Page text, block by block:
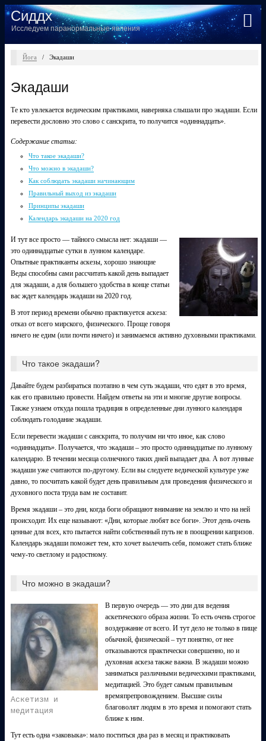
Сиддх
Исследуем паранормальные явления
Йога / Экадаши
Экадаши
Те кто увлекается ведическим практиками, наверняка слышали про экадаши. Если
перевести дословно это слово с санскрита, то получится «одиннадцать».
Содержание статьи:
Что такое экадаши?
Что можно в экадаши?
Как соблюдать экадаши начинающим
Правильный выход из экадаши
Принципы экадаши
Календарь экадаши на 2020 год
И тут все просто — тайного смысла нет: экадаши —
это одиннадцатые сутки в лунном календаре.
Опытные практиканты аскезы, хорошо знающие
Веды способны сами рассчитать какой день выпадает
для экадаши, а для большего удобства в конце статьи
вас ждет календарь экадаши на 2020 год.
В этот период времени обычно практикуется аскеза:
отказ от всего мирского, физического. Проще говоря
ничего не едим (или почти ничего) и занимаемся активно духовными практиками.
Что такое экадаши?
Давайте будем разбираться поэтапно в чем суть экадаши, что едят в это время,
как его правильно провести. Найдем ответы на эти и многие другие вопросы.
Также узнаем откуда пошла традиция в определенные дни лунного календаря
соблюдать голодание экадаши.
Если перевести экадаши с санскрита, то получим ни что иное, как слово
«одиннадцать». Получается, что экадаши – это просто одиннадцатые по лунному
календарю. В течении месяца солнечного таких дней выпадает два. А вот лунные
экадаши уже считаются по-другому. Если вы следуете ведической культуре уже
давно, то посчитать какой будет день правильным для проведения физического и
духовного поста труда вам не составит.
Время экадаши – это дни, когда боги обращают внимание на землю и что на ней
происходит. Их еще называют: «Дни, которые любят все боги». Этот день очень
ценные для всех, кто пытается найти собственный путь не в поощрении капризов.
Календарь экадаши поможет тем, кто хочет вылечить себя, поможет стать ближе
чему-то светлому и радостному.
Что можно в экадаши?
Аскетизм и
медитация
В первую очередь — это дни для ведения
аскетического образа жизни. То есть очень строгое
воздержание от всего. И тут дело не только в пище
обычной, физической – тут понятно, от нее
отказываются практически совершенно, но и
духовная аскеза также важна. В экадаши можно
заниматься различными ведическими практиками,
медитацией. Это будет самым правильным
времяпрепровождением. Высшие силы
благоволят людям в это время и помогают стать
ближе к ним.
Тут есть одна «заковыка»: мало поститься два раз в месяц и практиковать